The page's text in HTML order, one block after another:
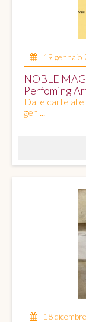
19 gennaio
NOBLE
Perfoming
Dalle carte
gen ...
18